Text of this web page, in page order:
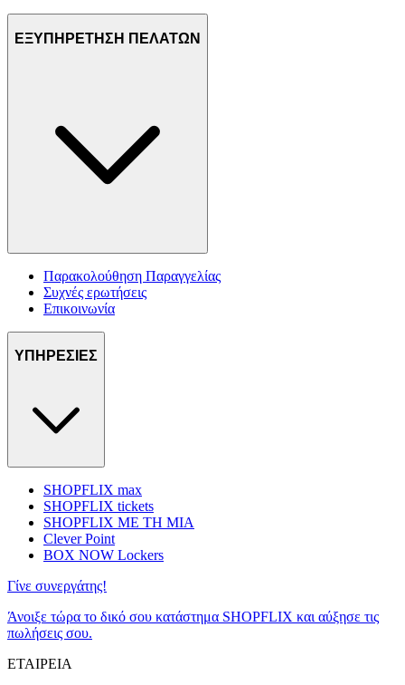
ΕΞΥΠΗΡΕΤΗΣΗ ΠΕΛΑΤΩΝ
Παρακολούθηση Παραγγελίας
Συχνές ερωτήσεις
Επικοινωνία
ΥΠΗΡΕΣΙΕΣ
SHOPFLIX max
SHOPFLIX tickets
SHOPFLIX ΜΕ ΤΗ ΜΙΑ
Clever Point
BOX NOW Lockers
Γίνε συνεργάτης!
Άνοιξε τώρα το δικό σου κατάστημα SHOPFLIX και αύξησε τις
πωλήσεις σου.
ΕΤΑΙΡΕΙΑ